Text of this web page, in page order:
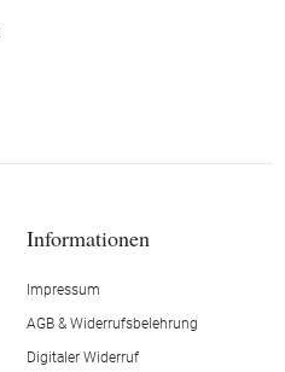
Informationen
Impressum
AGB & Widerrufsbelehrung
Digitaler Widerruf